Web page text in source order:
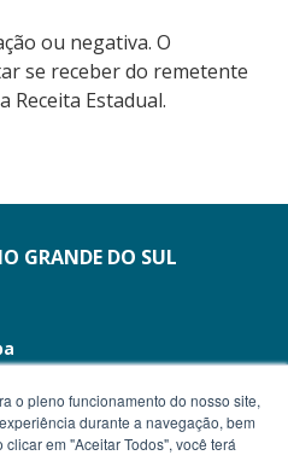
ou negativa. O
se receber do remetente
Receita Estadual.
GRANDE DO SUL
o pleno funcionamento do nosso site,
durante a navegação, bem
em "Aceitar Todos", você terá